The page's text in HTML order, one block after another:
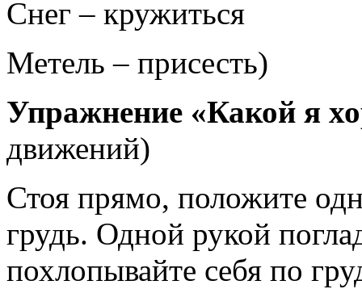
Снег – кружиться
Метель – присесть)
Упражнение «Какой я
движений)
Стоя прямо, положите
грудь. Одной рукой
похлопывайте себя по